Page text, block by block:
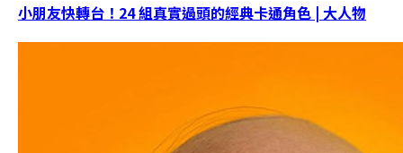
小朋友快轉台！24 組真實過頭的經典卡通角色 | 大人物